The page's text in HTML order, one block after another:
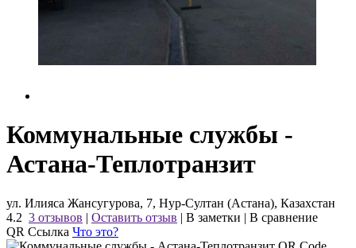
Коммунальные службы -
Астана-Теплотранзит
ул. Илияса Жансугурова, 7, Нур-Султан (Астана), Казахстан
4.2 3 отзывов | Оставить отзыв | В заметки | В сравнение
QR Ссылка Что это?